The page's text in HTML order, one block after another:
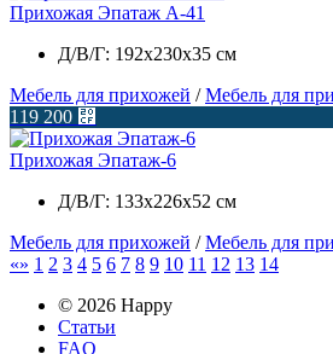
Прихожая Эпатаж А-41
Д/В/Г: 192х230х35 см
Мебель для прихожей /Мебель для
119 200 ⃏
Прихожая Эпатаж-6
Д/В/Г: 133х226х52 см
Мебель для прихожей /Мебель для
1 2 3 4 5 6 7 8 9 10 11 12 13 14
© 2026 Happy
Статьи
FAQ